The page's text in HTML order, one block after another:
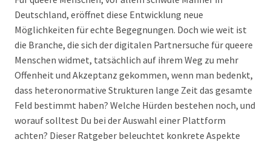
Deutschland, eröffnet diese Entwicklung neue
Möglichkeiten für echte Begegnungen. Doch wie weit ist
die Branche, die sich der digitalen Partnersuche für queere
Menschen widmet, tatsächlich auf ihrem Weg zu mehr
Offenheit und Akzeptanz gekommen, wenn man bedenkt,
dass heteronormative Strukturen lange Zeit das gesamte
Feld bestimmt haben? Welche Hürden bestehen noch, und
worauf solltest Du bei der Auswahl einer Plattform
achten? Dieser Ratgeber beleuchtet konkrete Aspekte